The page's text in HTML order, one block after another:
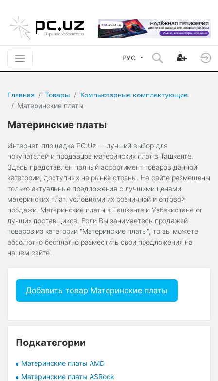
РУС
Главная Товары
Компьютерные комплектующие
Материнские платы
Материнские платы
Интернет-площадка PC.Uz — лучший выбор для
покупателей и продавцов материнских плат в Ташкенте.
Здесь представлен полный ассортимент товаров данной
категории, доступных на рынке страны. На сайте размещены
только актуальные предложения с лучшими ценами
материнских плат, условиями их розничной и оптовой
продажи. Материнские платы в Ташкенте и Узбекистане от
лучших поставщиков. Если Вы занимаетесь продажей
товаров из категории "Материнские платы", то вы можете
абсолютно бесплатно разместить свои предложения на
нашем сайте.
Добавить товар Материнские платы
Подкатегории
Материнские платы AMD
Материнские платы ASRock